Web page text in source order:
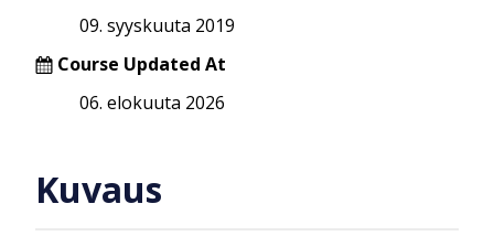
09. syyskuuta 2019
Course Updated At
06. elokuuta 2026
Kuvaus